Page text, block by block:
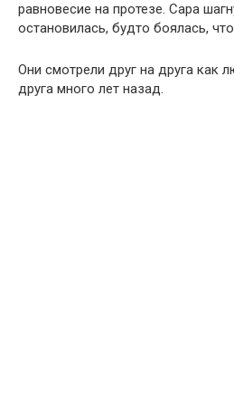
равновесие на протезе. Сара
остановилась, будто боялась,
Они смотрели друг на друга как
друга много лет назад.